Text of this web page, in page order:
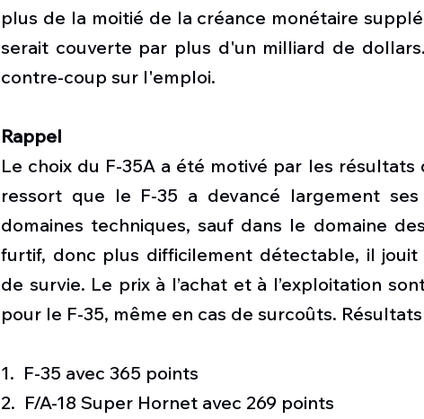
plus de la moitié de la créance monétaire
serait couverte par plus d'un milliard de
contre-coup sur l'emploi.
Rappel
Le choix du F-35A a été motivé par les résultats
ressort que le F-35 a devancé largement
domaines techniques, sauf dans le domaine
furtif, donc plus difficilement détectable, il jouit
de survie. Le prix à l’achat et à l’exploitation
pour le F-35, même en cas de surcoûts. Résultats
1.  F-35 avec 365 points
2.  F/A-18 Super Hornet avec 269 points